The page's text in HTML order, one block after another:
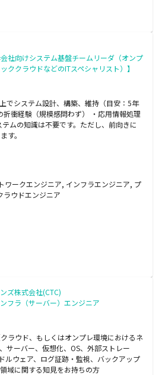
会社向けシステム基盤チームリーダ（オンプ
ククラウドなどのITスペシャリスト）】
でシステム設計、構築、維持（目安：5年
衝経験（規模感問わず） ・応用情報処理
ムの知識は不要です。ただし、前向きに
す。
ワークエンジニア, インフラエンジニア, プ
ラウドエンジニア
ズ株式会社(CTC)
フラ（サーバー）エンジニア
ラウド、もしくはオンプレ環境におけるネ
サーバー、仮想化、OS、外部ストレー
ルウェア、ログ証跡・監視、バックアップ
域に関する知見をお持ちの方